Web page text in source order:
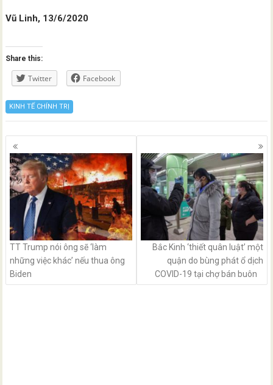
Vũ Linh, 13/6/2020
Share this:
Twitter Facebook
KINH TẾ CHÍNH TRỊ
Posts
navigation
TT Trump nói ông sẽ ‘làm
những việc khác’ nếu thua ông
Biden
Bắc Kinh ‘thiết quân luật’ một
quận do bùng phát ổ dịch
COVID-19 tại chợ bán buôn